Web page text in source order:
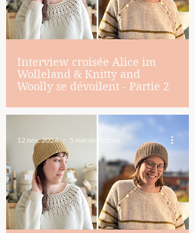
Interview croisée Alice im
Wolleland & Knitty and
Woolly se dévoilent - Partie 2
12 nov. 2024 5 min de lecture